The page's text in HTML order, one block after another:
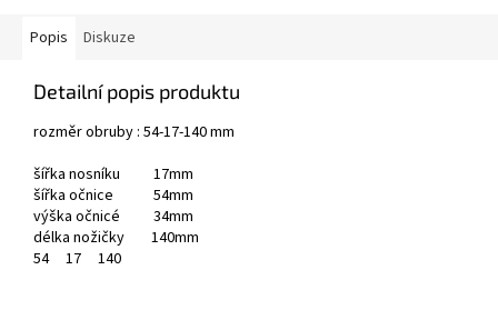
Popis Diskuze
Detailní popis produktu
rozměr obruby : 54-17-140 mm
šířka nosníku 17mm
šířka očnice 54mm
výška očnicé 34mm
délka nožičky 140mm
54 17 140